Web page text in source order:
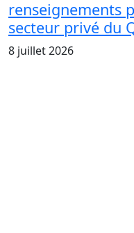
renseignements
secteur privé du
8 juillet 2026